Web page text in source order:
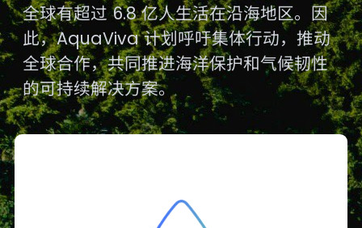
全球有超过 6.8 亿人生活在沿海地区。因
此，AquaViva 计划呼吁集体行动，推动
全球合作，共同推进海洋保护和气候韧性
的可持续解决方案。